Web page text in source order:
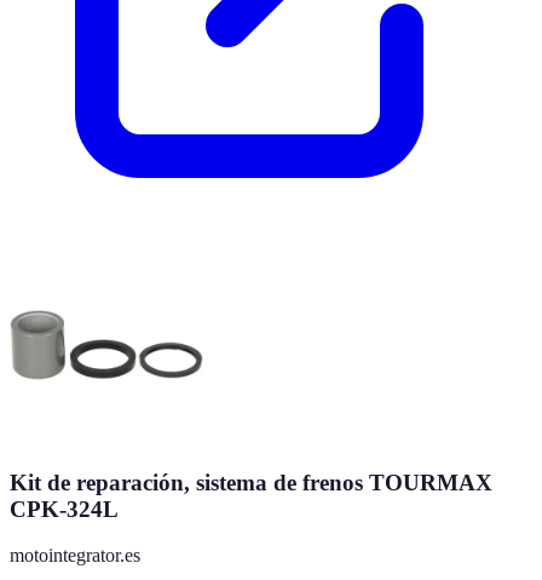
Kit de reparación, sistema de frenos TOURMAX
CPK-324L
motointegrator.es